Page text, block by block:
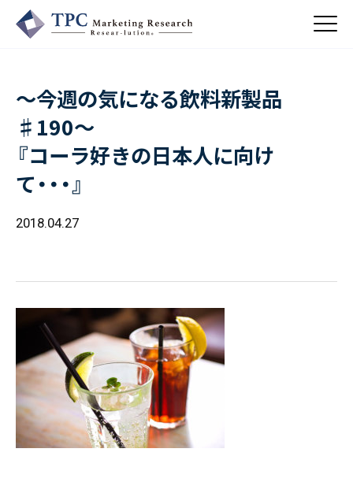
About Us
私たちの強み
会社概要・沿革
Business
依頼・受託調査
- クイックリサーチ
自主企画調査
お客様の声
Online Shop
Pharmaceuticals & Medical
Chemical & Life Sciences
Topics
ALL
お知らせ
新刊情報
掲載情報
Newsletter
インタビュー
Recruit ／ 採用情報
採用TOP
- 求める人物像
- 人事育成システム
- 先輩社員の声
Contents ／ 事業紹介
お問い合わせ
～今週の気になる飲料新製品
♯190～
『コーラ好きの日本人に向け
て・・・』
2018.04.27